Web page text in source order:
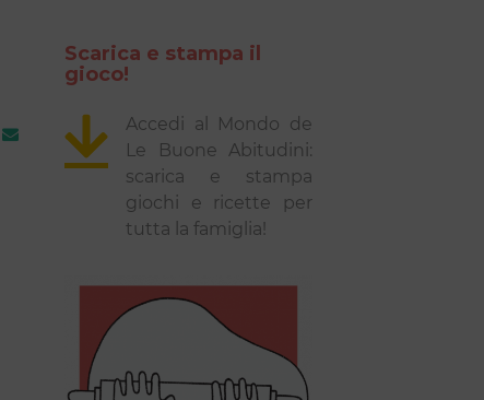
Scarica e stampa il
gioco!
Accedi al Mondo de
Le Buone Abitudini:
scarica e stampa
giochi e ricette per
tutta la famiglia!